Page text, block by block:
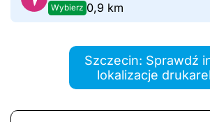
Wybierz 0,9 km
Szczecin: Sprawdź
lokalizacje